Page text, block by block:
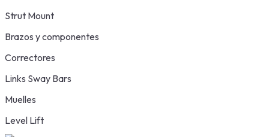
Strut Mount
Brazos y componentes
Correctores
Links Sway Bars
Muelles
Level Lift